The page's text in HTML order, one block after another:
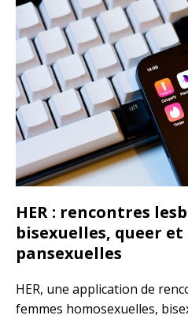
HER : rencontres
bisexuelles, queer
pansexuelles
HER, une application de
femmes homosexuelles,